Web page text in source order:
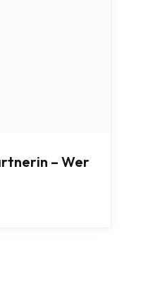
– Wer